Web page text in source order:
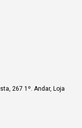
267 1º. Andar, Loja